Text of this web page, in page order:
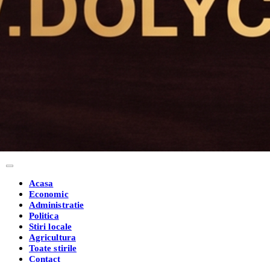
Acasa
Economic
Administratie
Politica
Stiri locale
Agricultura
Toate stirile
Contact